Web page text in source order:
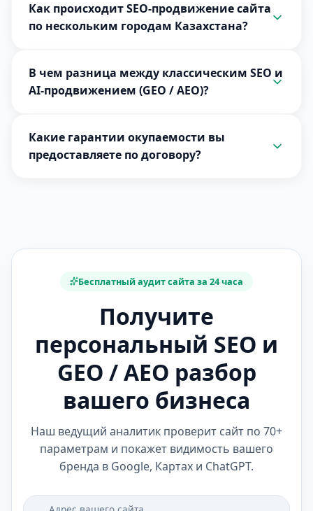
Как происходит SEO-продвижение сайта
по нескольким городам Казахстана?
В чем разница между классическим SEO и
AI-продвижением (GEO / AEO)?
Какие гарантии окупаемости вы
предоставляете по договору?
Бесплатный аудит сайта за 24 часа
Получите
персональный SEO и
GEO / AEO разбор
вашего бизнеса
Наш ведущий аналитик проверит сайт по 70+
параметрам и покажет видимость вашего
бренда в Google, Картах и ChatGPT.